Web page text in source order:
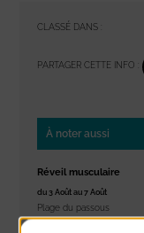
CLASSÉ DANS :
PARTAGER CETTE INFO :
À noter aussi
Réveil musculaire
du 3 Août au 7 Août
Plage du passous